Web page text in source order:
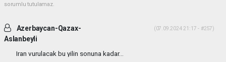
sorumlu tutulamaz.
Azerbaycan-Qazax-
Aslanbeyli
(07.09.2024 21:17 - #257)
Iran vurulacak bu yilin sonuna kadar...